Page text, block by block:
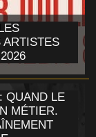
ARTISTES
QUAND LE
MÉTIER.